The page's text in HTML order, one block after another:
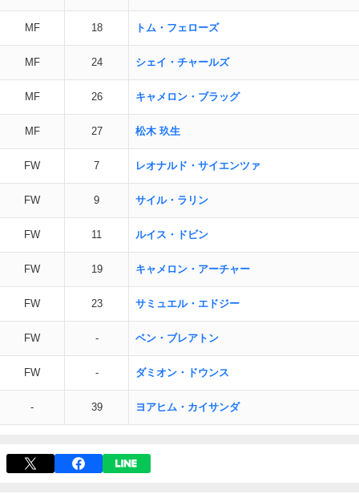
MF 18 トム・フェローズ
MF 24 シェイ・チャールズ
MF 26 キャメロン・ブラッグ
MF 27 松木 玖生
FW 7 レオナルド・サイエンツァ
FW 9 サイル・ラリン
FW 11 ルイス・ドビン
FW 19 キャメロン・アーチャー
FW 23 サミュエル・エドジー
FW - ベン・ブレアトン
FW - ダミオン・ドウンス
- 39 ヨアヒム・カイサンダ